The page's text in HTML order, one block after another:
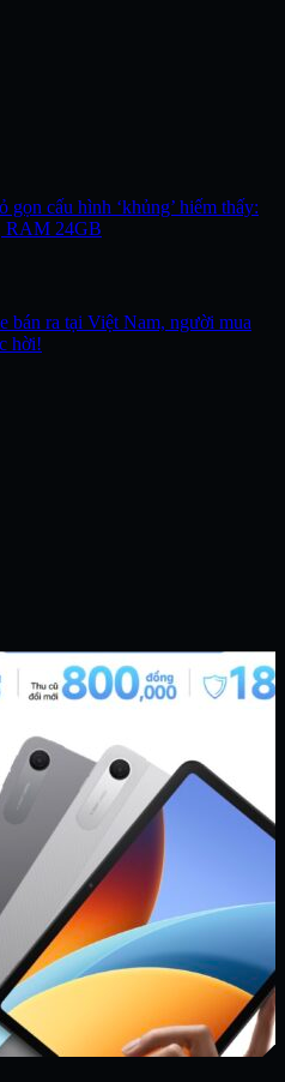
gọn cấu hình ‘khủng’ hiếm thấy:
RAM 24GB
bán ra tại Việt Nam, người mua
hời!